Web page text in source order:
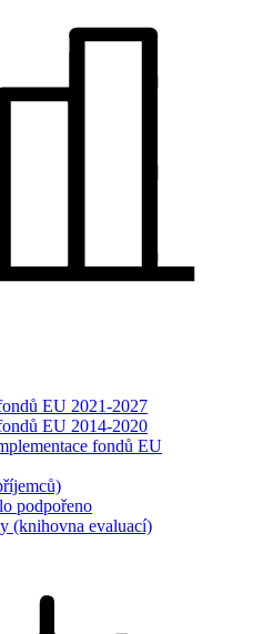
EU 2021-2027
EU 2014-2020
fondů EU
podpořeno
(knihovna evaluací)